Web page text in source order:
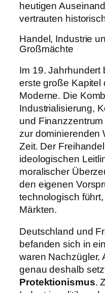
heutigen
vertrauten
Handel, Industrie
Großmächte
Im 19. Jahrhundert
erste große Kapitel
Moderne. Die
Industrialisierung,
und
zur dominierenden
Zeit. Der
ideologischen
moralischer
den eigenen
technologisch
Märkten.
Deutschland und
befanden sich in
waren Nachzügler,
genau deshalb
Protektionismus.